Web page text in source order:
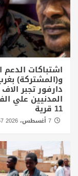
اشتباكات الدعم
و(المشتركة)
دارفور تجبر الاف
المدنيين علي
11 قرية